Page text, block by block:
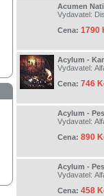
Acumen
Vydavatel:
Cena: 1790
Acylum -
Vydavatel:
Cena: 746
Acylum -
Vydavatel:
Cena: 890
Acylum -
Vydavatel:
Cena: 458